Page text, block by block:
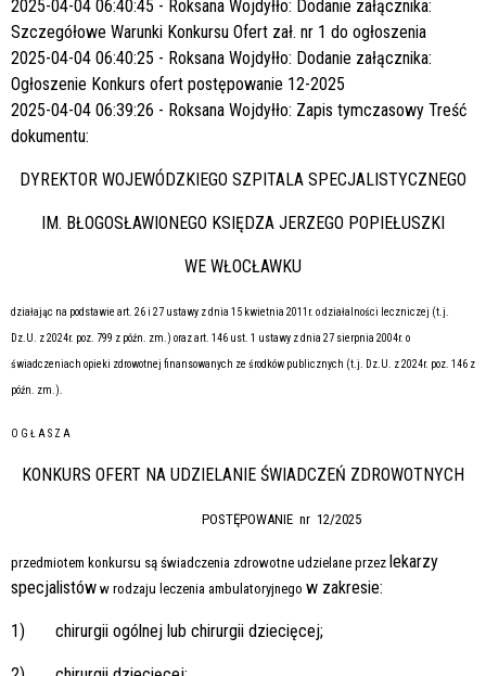
2025-04-04 06:40:45 - Roksana Wojdyłło: Dodanie załącznika:
Szczegółowe Warunki Konkursu Ofert zał. nr 1 do ogłoszenia
2025-04-04 06:40:25 - Roksana Wojdyłło: Dodanie załącznika:
Ogłoszenie Konkurs ofert postępowanie 12-2025
2025-04-04 06:39:26 - Roksana Wojdyłło: Zapis tymczasowy Treść
dokumentu:
DYREKTOR WOJEWÓDZKIEGO SZPITALA SPECJALISTYCZNEGO
IM. BŁOGOSŁAWIONEGO KSIĘDZA JERZEGO POPIEŁUSZKI
WE WŁOCŁAWKU
działając na podstawie art. 26 i 27 ustawy z dnia 15 kwietnia 2011r. o działalności leczniczej (t.j.
Dz.U. z 2024r. poz. 799 z późn. zm.) oraz art. 146 ust. 1 ustawy z dnia 27 sierpnia 2004r. o
świadczeniach opieki zdrowotnej finansowanych ze środków publicznych (t.j. Dz.U. z 2024r. poz. 146 z
późn. zm.).
O G Ł A S Z A
KONKURS OFERT NA UDZIELANIE ŚWIADCZEŃ ZDROWOTNYCH
POSTĘPOWANIE nr 12/2025
przedmiotem konkursu są świadczenia zdrowotne udzielane przez lekarzy
specjalistów w rodzaju leczenia ambulatoryjnego w zakresie:
1) chirurgii ogólnej lub chirurgii dziecięcej;